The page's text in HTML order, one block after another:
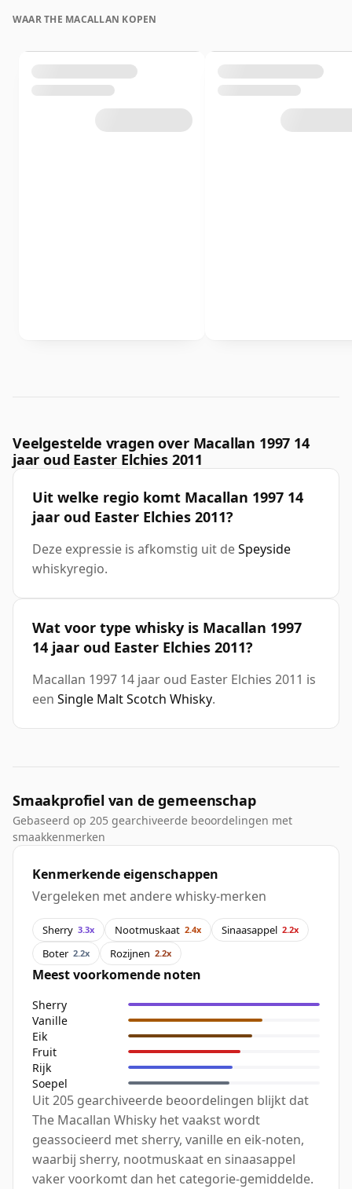
WAAR THE MACALLAN KOPEN
Veelgestelde vragen over Macallan 1997 14
jaar oud Easter Elchies 2011
Uit welke regio komt Macallan 1997 14
jaar oud Easter Elchies 2011?
Deze expressie is afkomstig uit deSpeyside
whiskyregio.
Wat voor type whisky is Macallan 1997
14 jaar oud Easter Elchies 2011?
Macallan 1997 14 jaar oud Easter Elchies 2011 is
een Single Malt Scotch Whisky.
Smaakprofiel van de gemeenschap
Gebaseerd op 205 gearchiveerde beoordelingen met
smaakkenmerken
Kenmerkende eigenschappen
Vergeleken met andere whisky-merken
Sherry 3.3x Nootmuskaat 2.4x Sinaasappel 2.2x
Boter 2.2x Rozijnen 2.2x
Meest voorkomende noten
Sherry
Vanille
Eik
Fruit
Rijk
Soepel
Uit 205 gearchiveerde beoordelingen blijkt dat
The Macallan Whisky het vaakst wordt
geassocieerd met sherry, vanille en eik-noten,
waarbij sherry, nootmuskaat en sinaasappel
vaker voorkomt dan het categorie-gemiddelde.